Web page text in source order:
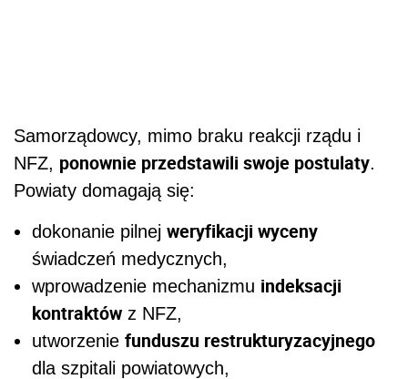
Samorządowcy, mimo braku reakcji rządu i
NFZ, ponownie przedstawili swoje postulaty.
Powiaty domagają się:
dokonanie pilnej weryfikacji wyceny
świadczeń medycznych,
wprowadzenie mechanizmu indeksacji
kontraktów z NFZ,
utworzenie funduszu restrukturyzacyjnego
dla szpitali powiatowych,